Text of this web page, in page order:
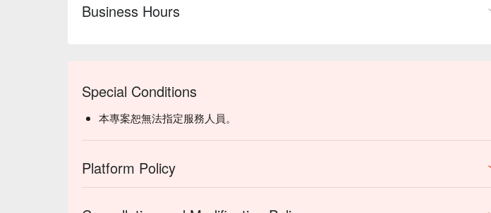
Business Hours
Special Conditions
本專案恕無法指定服務人員。
Platform Policy